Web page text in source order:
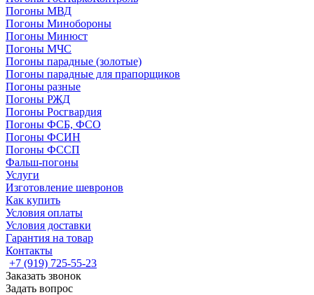
Погоны МВД
Погоны Минобороны
Погоны Минюст
Погоны МЧС
Погоны парадные (золотые)
Погоны парадные для прапорщиков
Погоны разные
Погоны РЖД
Погоны Росгвардия
Погоны ФСБ, ФСО
Погоны ФСИН
Погоны ФССП
Фальш-погоны
Услуги
Изготовление шевронов
Как купить
Условия оплаты
Условия доставки
Гарантия на товар
Контакты
+7 (919) 725-55-23
Заказать звонок
Задать вопрос